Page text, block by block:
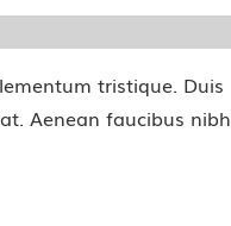
tristique. Duis
Aenean faucibus nibh